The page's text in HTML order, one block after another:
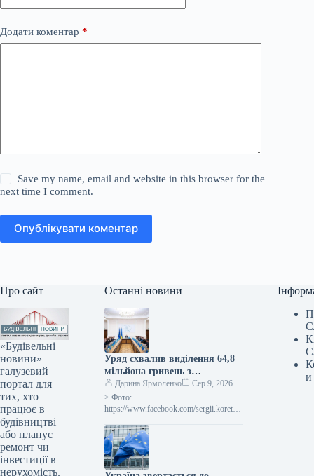
Додати коментар *
Save my name, email and website in this browser for the
next time I comment.
Опублікувати коментар
Про сайт
«Будівельні
новини» —
галузевий
портал для
тих, хто
працює в
будівництві
або планує
ремонт чи
інвестиції в
нерухомість.
Останні новини
Уряд схвалив виділення 64,8
мільйона гривень з
державного бюджету для
відновлювальних робіт та
подолання наслідків війни.
Дарина Ярмоленко
Сер 9, 2026
> Фото:
https://www.facebook.com/sergii.koretsk
виділення коштів, запланованих у
державному бюджеті на 2026 рік для
фінансування регіональної політики,
з…
и